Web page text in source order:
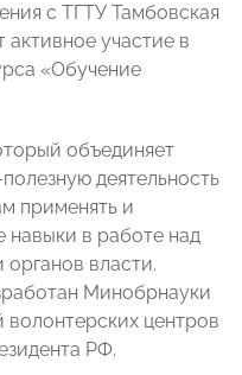
с ТГТУ Тамбовская
участие в
«Обучение
объединяет
деятельность
применять и
навыки в работе над
власти.
Минобрнауки
центров
РФ.